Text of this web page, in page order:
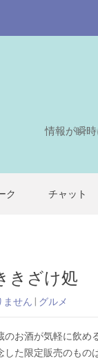
情報が瞬
ク チャット
きざけ処
ません グルメ
のお酒が気軽に飲め
した限定販売のもの